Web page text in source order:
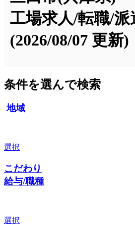
工場求人/転職/派
(2026/08/07 更新)
条件を選んで検索
地域
選択
こだわり
給与/職種
選択